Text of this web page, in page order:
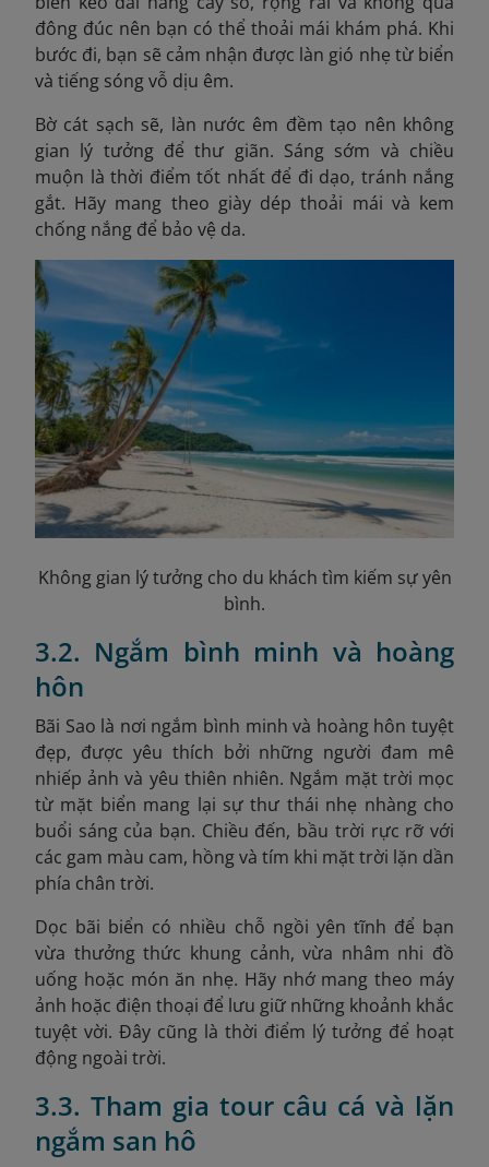
đông đúc nên bạn có thể thoải mái khám phá. Khi
bước đi, bạn sẽ cảm nhận được làn gió nhẹ từ biển
và tiếng sóng vỗ dịu êm.
Bờ cát sạch sẽ, làn nước êm đềm tạo nên không
gian lý tưởng để thư giãn. Sáng sớm và chiều
muộn là thời điểm tốt nhất để đi dạo, tránh nắng
gắt. Hãy mang theo giày dép thoải mái và kem
chống nắng để bảo vệ da.
Không gian lý tưởng cho du khách tìm kiếm sự yên
bình.
3.2. Ngắm bình minh và hoàng
hôn
Bãi Sao là nơi ngắm bình minh và hoàng hôn tuyệt
đẹp, được yêu thích bởi những người đam mê
nhiếp ảnh và yêu thiên nhiên. Ngắm mặt trời mọc
từ mặt biển mang lại sự thư thái nhẹ nhàng cho
buổi sáng của bạn. Chiều đến, bầu trời rực rỡ với
các gam màu cam, hồng và tím khi mặt trời lặn dần
phía chân trời.
Dọc bãi biển có nhiều chỗ ngồi yên tĩnh để bạn
vừa thưởng thức khung cảnh, vừa nhâm nhi đồ
uống hoặc món ăn nhẹ. Hãy nhớ mang theo máy
ảnh hoặc điện thoại để lưu giữ những khoảnh khắc
tuyệt vời. Đây cũng là thời điểm lý tưởng để hoạt
động ngoài trời.
3.3. Tham gia tour câu cá và lặn
ngắm san hô